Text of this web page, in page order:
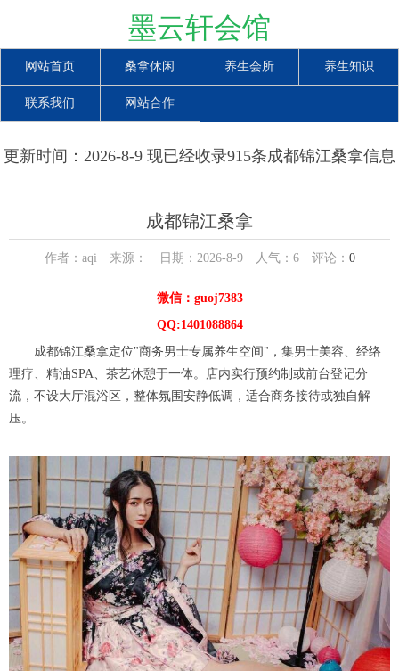
墨云轩会馆
网站首页 桑拿休闲 养生会所 养生知识
联系我们 网站合作
更新时间：2026-8-9 现已经收录915条成都锦江桑拿信息
成都锦江桑拿
作者：aqi 来源： 日期：2026-8-9 人气： 6评论： 0
微信：guoj7383
QQ:1401088864
成都锦江桑拿定位"商务男士专属养生空间"，集男士美容、经络
理疗、精油SPA、茶艺休憩于一体。店内实行预约制或前台登记分
流，不设大厅混浴区，整体氛围安静低调，适合商务接待或独自解
压。